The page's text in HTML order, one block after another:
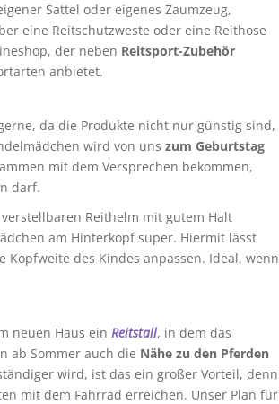
Sattel oder eigenes Zaumzeug,
eine Reitschutzweste oder eine Reithose
der neben Reitsport-Zubehör
anbietet.
da die Produkte nicht nur günstig sind,
wird von uns zum Geburtstag
mit dem Versprechen bekommen,
darf.
Reithelm mit gutem Halt
am Hinterkopf super. Hiermit lässt
des Kindes anpassen. Ideal, wenn
neuen Haus ein Reitstall, in dem das
ab Sommer auch die Nähe zu den Pferden
wird, ist das ein großer Vorteil, denn
mit dem Fahrrad erreichen. Unser Plan für